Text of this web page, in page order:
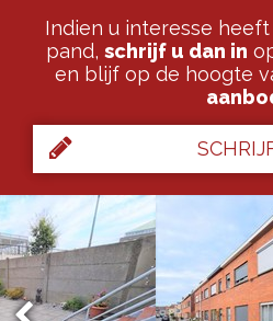
Indien u interesse
pand, schrijf u dan in
en blijf op de hoogte